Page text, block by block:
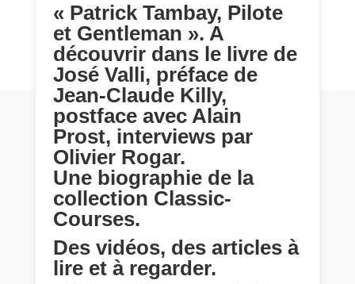
« Patrick Tambay, Pilote
et Gentleman ». A
découvrir dans le livre de
José Valli, préface de
Jean-Claude Killy,
postface avec Alain
Prost, interviews par
Olivier Rogar.
Une biographie de la
collection Classic-
Courses.
Des vidéos, des articles à
lire et à regarder.